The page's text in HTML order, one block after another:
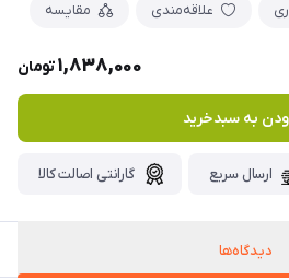
علاقه‌مندی مقایسه
1,838,000تومان
به سبدخرید
ارسال سریع گارانتی اصالت کالا
دیدگاه‌ها